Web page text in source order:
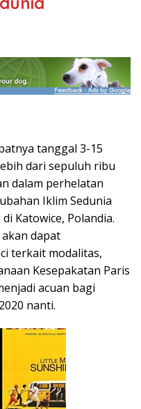
tanggal 3-15
dari sepuluh ribu
dalam perhelatan
Iklim Sedunia
Katowice, Polandia.
dapat
terkait modalitas,
Kesepakatan Paris
acuan bagi
nanti.